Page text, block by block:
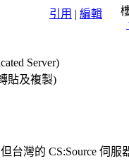
引用 | 編輯
Server)
貼及複製)
台灣的 CS:Source 伺服